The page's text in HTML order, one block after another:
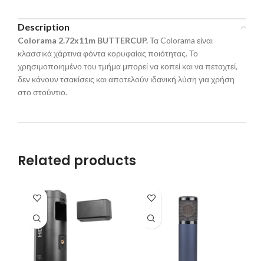
Description
Colorama 2.72x11m BUTTERCUP.Τα Colorama είναι
κλασσικά χάρτινα φόντα κορυφαίας ποιότητας. Το
χρησιμοποιημένο του τμήμα μπορεί να κοπεί και να πεταχτεί,
δεν κάνουν τσακίσεις και αποτελούν ιδανική λύση για χρήση
στο στούντιο.
Related products